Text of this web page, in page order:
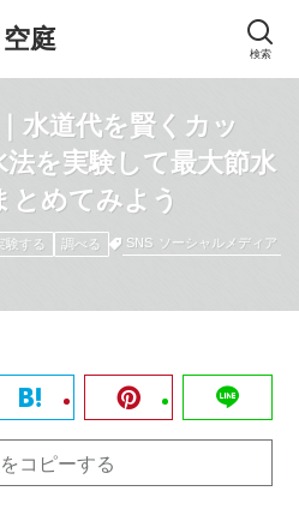
空庭 検索
水道代を賢くカッ
法を実験して最大節水
とめてみよう
験する 調べる SNS ソーシャルメディア
コピーする